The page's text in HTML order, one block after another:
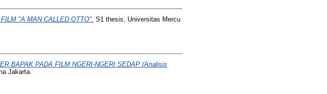
"A MAN CALLED OTTO". S1 thesis, Universitas Mercu
BAPAK PADA FILM NGERI-NGERI SEDAP (Analisis
Jakarta.